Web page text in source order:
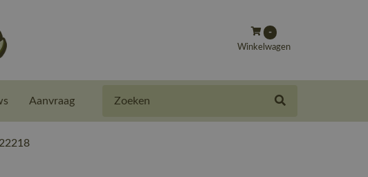
-
Winkelwagen
Aanvraag